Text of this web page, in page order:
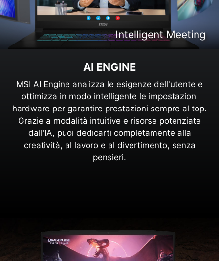
Intelligent Entertaiment
Intelligent Content Creation
Intelligent Meeting
Intelligent Gaming
AI ENGINE
MSI AI Engine analizza le esigenze dell'utente e
ottimizza in modo intelligente le impostazioni
hardware per garantire prestazioni sempre al top.
Grazie a modalità intuitive e risorse potenziate
dall'IA, puoi dedicarti completamente alla
creatività, al lavoro e al divertimento, senza
pensieri.